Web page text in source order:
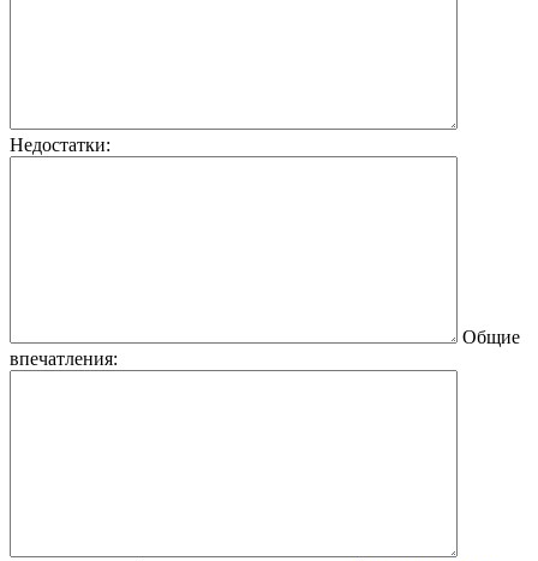
Недостатки:
Общие
впечатления: